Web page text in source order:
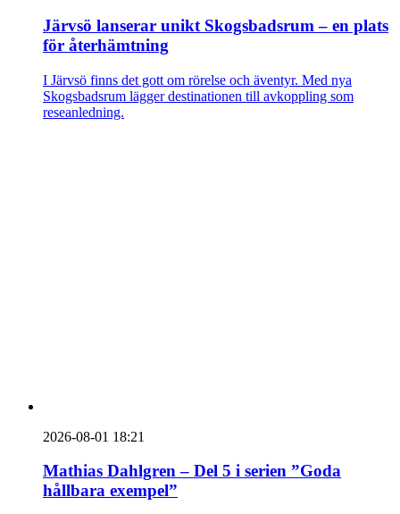
Järvsö lanserar unikt Skogsbadsrum – en plats
för återhämtning
I Järvsö finns det gott om rörelse och äventyr. Med nya
Skogsbadsrum lägger destinationen till avkoppling som
reseanledning.
2026-08-01 18:21
Mathias Dahlgren – Del 5 i serien ”Goda
hållbara exempel”